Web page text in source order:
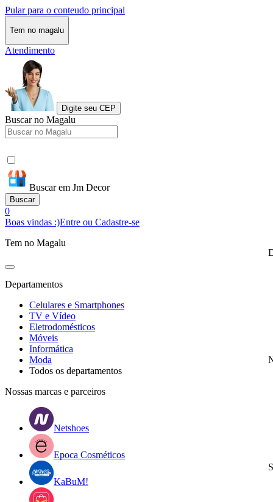
Pular para o conteudo principal
Tem no magalu
Atendimento
Digite seu CEP
Buscar no Magalu
Buscar em Jm Decor
Buscar
0
Boas vindas :)Entre ou Cadastre-se
Tem no Magalu
Departamentos
Celulares e Smartphones
TV e Vídeo
Eletrodomésticos
Móveis
Informática
Moda
Todos os departamentos
Nossas marcas e parceiros
Netshoes
Epoca Cosméticos
KaBuM!